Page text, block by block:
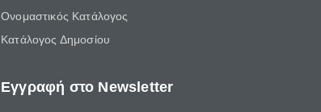
Ονομαστικός Κατάλογος
Κατάλογος Δημοσίου
Εγγραφή στο Newsletter